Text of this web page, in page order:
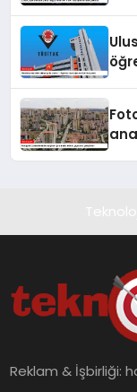
Reklam & İşbirliği: